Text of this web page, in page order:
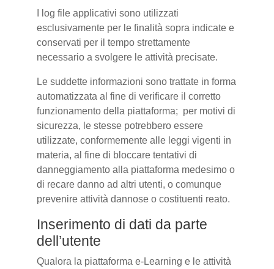
I log file applicativi sono utilizzati
esclusivamente per le finalità sopra indicate e
conservati per il tempo strettamente
necessario a svolgere le attività precisate.
Le suddette informazioni sono trattate in forma
automatizzata al fine di verificare il corretto
funzionamento della piattaforma; per motivi di
sicurezza, le stesse potrebbero essere
utilizzate, conformemente alle leggi vigenti in
materia, al fine di bloccare tentativi di
danneggiamento alla piattaforma medesimo o
di recare danno ad altri utenti, o comunque
prevenire attività dannose o costituenti reato.
Inserimento di dati da parte
dell’utente
Qualora la piattaforma e-Learning e le attività